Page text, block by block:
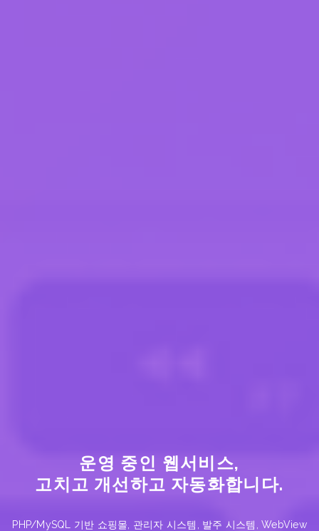
운영 중인 웹서비스,
고치고 개선하고 자동화합니다.
PHP/MySQL 기반 쇼핑몰, 관리자 시스템, 발주 시스템, WebView